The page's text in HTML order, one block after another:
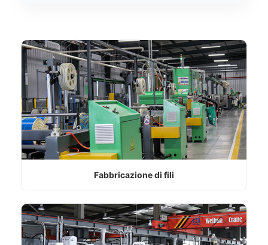
Fabbricazione di fili